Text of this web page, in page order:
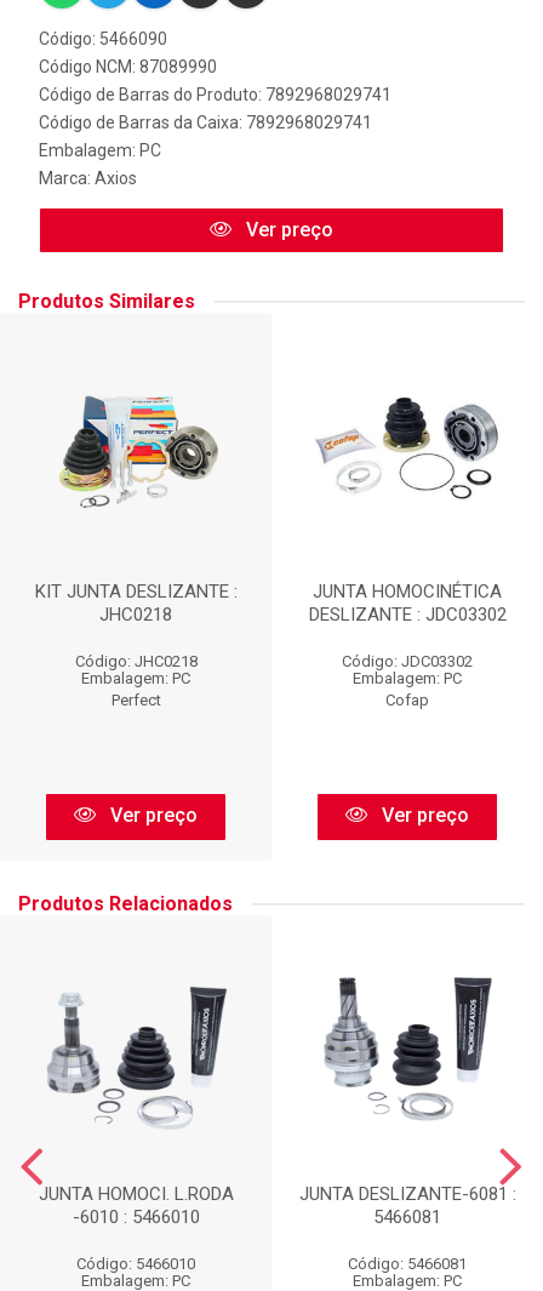
Código: 5466090
Código NCM: 87089990
Código de Barras do Produto: 7892968029741
Código de Barras da Caixa: 7892968029741
Embalagem: PC
Marca: Axios
Ver preço
Produtos Similares
KIT JUNTA DESLIZANTE :
JHC0218
Código: JHC0218
Embalagem: PC
Perfect
Ver preço
JUNTA HOMOCINÉTICA
DESLIZANTE : JDC03302
Código: JDC03302
Embalagem: PC
Cofap
Ver preço
Produtos Relacionados
JUNTA HOMOCI. L.RODA
-6010 : 5466010
Código: 5466010
Embalagem: PC
JUNTA DESLIZANTE-6081 :
5466081
Código: 5466081
Embalagem: PC